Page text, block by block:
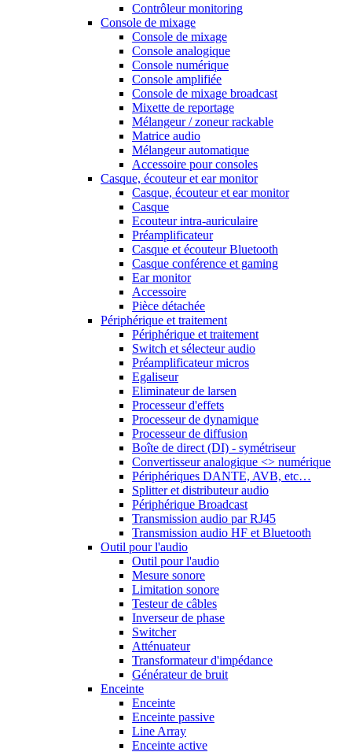
Contrôleur monitoring
Console de mixage
Console de mixage
Console analogique
Console numérique
Console amplifiée
Console de mixage broadcast
Mixette de reportage
Mélangeur / zoneur rackable
Matrice audio
Mélangeur automatique
Accessoire pour consoles
Casque, écouteur et ear monitor
Casque, écouteur et ear monitor
Casque
Ecouteur intra-auriculaire
Préamplificateur
Casque et écouteur Bluetooth
Casque conférence et gaming
Ear monitor
Accessoire
Pièce détachée
Périphérique et traitement
Périphérique et traitement
Switch et sélecteur audio
Préamplificateur micros
Egaliseur
Eliminateur de larsen
Processeur d'effets
Processeur de dynamique
Processeur de diffusion
Boîte de direct (DI) - symétriseur
Convertisseur analogique <> numérique
Périphériques DANTE, AVB, etc…
Splitter et distributeur audio
Périphérique Broadcast
Transmission audio par RJ45
Transmission audio HF et Bluetooth
Outil pour l'audio
Outil pour l'audio
Mesure sonore
Limitation sonore
Testeur de câbles
Inverseur de phase
Switcher
Atténuateur
Transformateur d'impédance
Générateur de bruit
Enceinte
Enceinte
Enceinte passive
Line Array
Enceinte active